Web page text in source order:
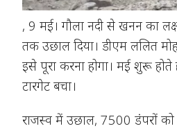
, 9 मई। गौला नदी से खनन का
तक उछाल दिया। डीएम ललित
इसे पूरा करना होगा। मई शुरू
टारगेट बचा।
राजस्व में उछाल, 7500 डंपरों को